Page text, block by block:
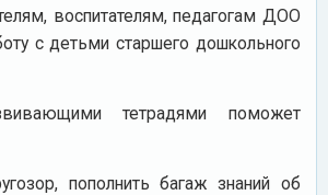
воспитателям, педагогам ДОО
с детьми старшего дошкольного
тетрадями поможет
пополнить багаж знаний об